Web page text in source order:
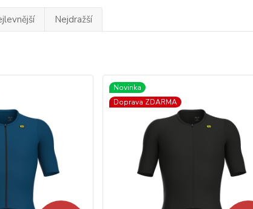
Nejdražší
Novinka
Doprava ZDARMA